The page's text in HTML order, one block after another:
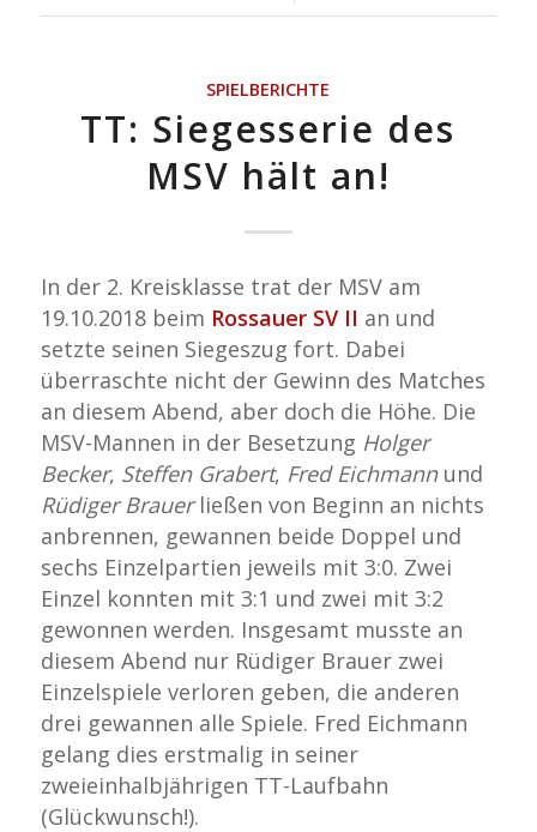
SPIELBERICHTE
TT: Siegesserie des
MSV hält an!
In der 2. Kreisklasse trat der MSV am
19.10.2018 beim Rossauer SV II an und
setzte seinen Siegeszug fort. Dabei
überraschte nicht der Gewinn des Matches
an diesem Abend, aber doch die Höhe. Die
MSV-Mannen in der Besetzung Holger
Becker, Steffen Grabert, Fred Eichmannund
Rüdiger Brauerließen von Beginn an nichts
anbrennen, gewannen beide Doppel und
sechs Einzelpartien jeweils mit 3:0. Zwei
Einzel konnten mit 3:1 und zwei mit 3:2
gewonnen werden. Insgesamt musste an
diesem Abend nur Rüdiger Brauer zwei
Einzelspiele verloren geben, die anderen
drei gewannen alle Spiele. Fred Eichmann
gelang dies erstmalig in seiner
zweieinhalbjährigen TT-Laufbahn
(Glückwunsch!).